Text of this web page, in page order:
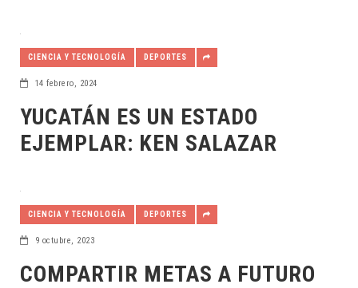
CIENCIA Y TECNOLOGÍA DEPORTES
14 febrero, 2024
YUCATÁN ES UN ESTADO
EJEMPLAR: KEN SALAZAR
CIENCIA Y TECNOLOGÍA DEPORTES
9 octubre, 2023
COMPARTIR METAS A FUTURO